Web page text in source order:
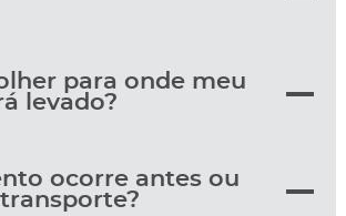
para onde meu
levado?
ocorre antes ou